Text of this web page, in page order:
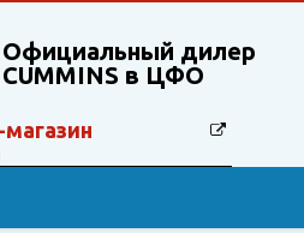
Официальный дилер
CUMMINS в ЦФО